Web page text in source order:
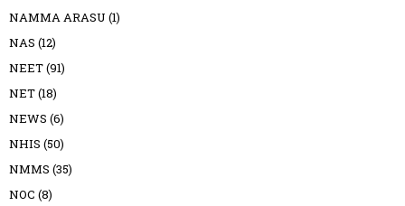
NAMMA ARASU (1)
NAS (12)
NEET(91)
NET(18)
NEWS (6)
NHIS (50)
NMMS (35)
NOC (8)